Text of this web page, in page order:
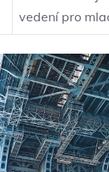
vedení pro